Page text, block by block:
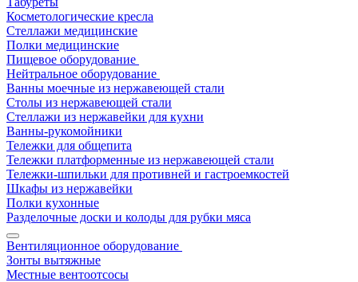
Косметологические кресла
Стеллажи медицинские
Полки медицинские
Пищевое оборудование
Нейтральное оборудование
Ванны моечные из нержавеющей стали
Столы из нержавеющей стали
Стеллажи из нержавейки для кухни
Ванны-рукомойники
Тележки для общепита
Тележки платформенные из нержавеющей стали
Тележки-шпильки для противней и гастроемкостей
Шкафы из нержавейки
Полки кухонные
Разделочные доски и колоды для рубки мяса
Вентиляционное оборудование
Зонты вытяжные
Местные вентоотсосы